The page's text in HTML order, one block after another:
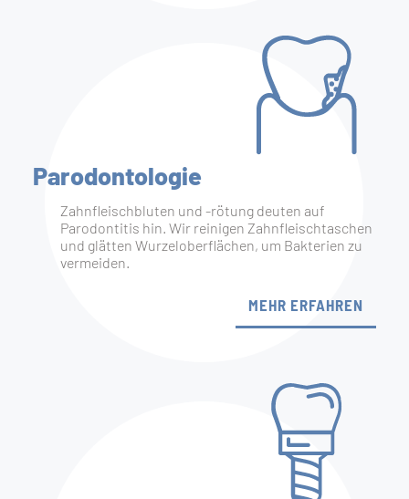
Parodontologie
Zahnfleischbluten und -rötung deuten auf
Parodontitis hin. Wir reinigen Zahnfleischtaschen
und glätten Wurzeloberflächen, um Bakterien zu
vermeiden.
MEHR ERFAHREN